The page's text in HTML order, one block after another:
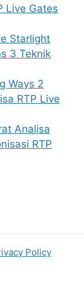
Live Gates
Starlight
3 Teknik
Ways 2
RTP Live
Analisa
RTP
Policy